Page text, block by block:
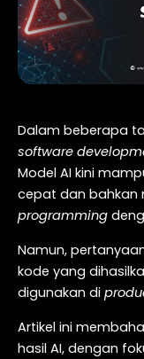
Dalam beberapa
software
Model AI kini
cepat dan bahkan
programming
Namun,
kode yang
digunakan di
Artikel ini
hasil AI, dengan